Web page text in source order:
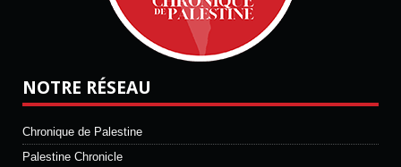
NOTRE RÉSEAU
Chronique de Palestine
Palestine Chronicle